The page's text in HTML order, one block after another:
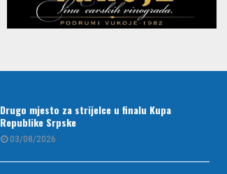
Drugo mjesto za strijelce u finalu Kupa
Republike Srpske
03/08/2026